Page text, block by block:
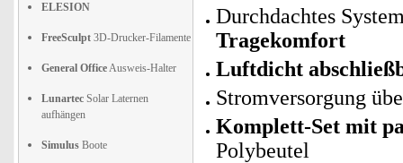
ELESION
FreeSculpt 3D-Drucker-Filamente
General OfficeAusweis-Halter
Lunartec Solar Laternen
aufhängen
Simulus Boote
Durchdachtes
Tragekomfort
Luftdicht
Stromversorgung
Komplett-Set mit
Polybeutel